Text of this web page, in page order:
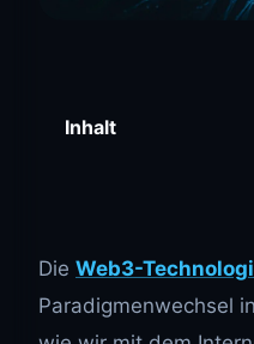
Inhalt
Die Web3-
Paradigmenwechsel